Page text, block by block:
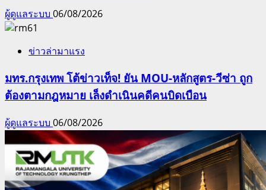
ผู้ดูแลระบบ 06/08/2026
ข่าวล่ามาแรง
มทร.กรุงเทพ โต้ข่าวเท็จ! ยัน MOU-หลักสูตร-วีซ่า ถูก
ต้องตามกฎหมาย เล็งดำเนินคดีคนบิดเบือน
ผู้ดูแลระบบ 06/08/2026